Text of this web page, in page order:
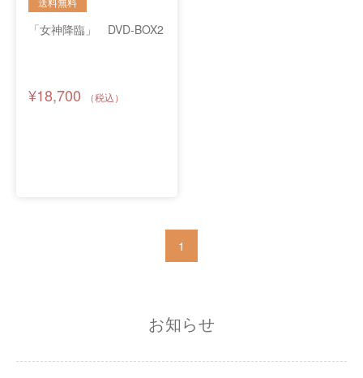
「女神降臨」 DVD-BOX2
¥18,700
1
お知らせ